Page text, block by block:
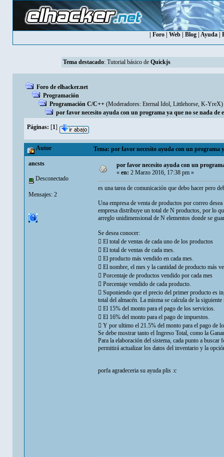
Foro| Web| Blog| Ayuda|
Tema destacado: Tutorial básico de Quickjs
Foro de elhacker.net
Programación
Programación C/C++ (Moderadores: Eternal Idol, Littlehorse, K-YreX)
por favor necesito ayuda con un programa ya que no se nada de
Páginas: [1]
Autor Tema: por favor necesito ayuda con un programa
ancsts
Desconectado
Mensajes: 2
por favor necesito ayuda con un
«en:2 Marzo 2016, 17:38 pm »
es una tarea de comunicación que debo hacer pero
Una empresa de venta de productos por correo
empresa distribuye un total de N productos, por lo
arreglo unidimensional de N elementos donde se
Se desea conocer:
 El total de ventas de cada uno de los productos
 El total de ventas de cada mes.
 El producto más vendido en cada mes.
 El nombre, el mes y la cantidad de producto más
 Porcentaje de productos vendido por cada mes
 Porcentaje vendido de cada producto.
 Suponiendo que el precio del primer producto es
total del almacén. La misma se calcula de la
 El 15% del monto para el pago de los servicios.
 El 16% del monto para el pago de impuestos.
 Y por ultimo el 21.5% del monto para el pago de
Se debe mostrar tanto el Ingreso Total, como la
Para la elaboración del sistema, cada punto a
permitirá actualizar los datos del inventario y la
porfa agradeceria su ayuda plis :c